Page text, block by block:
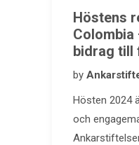
Höstens
bidrag till
by
Hösten 2024
och